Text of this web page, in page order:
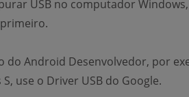
USB no computador
do Android Desenvolvedor, por
use o Driver USB do Google.